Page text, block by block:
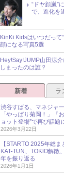
“ドヤ顔嵐”
で、進化を
KinKi Kidsはいつだっ
顔になる写真5選
Hey!Say!JUMP山田涼
しまったのは誰？
新着 ラ
渋谷すばる、マネジャ
「やっぱり菊岡！」『
ョット登場”で再び話題
2026年3月22日
【STARTO 2025年総
KAT-TUN、TOKIO解
年を振り返る
2026年1月1日